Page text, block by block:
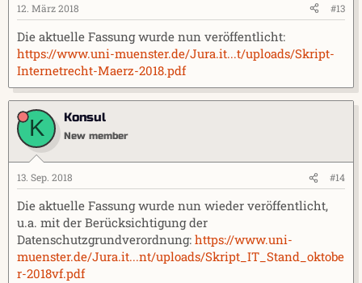
12. März 2018 #13
Die aktuelle Fassung wurde nun veröffentlicht:
https://www.uni-muenster.de/Jura.it...t/uploads/Skript-
Internetrecht-Maerz-2018.pdf
K Konsul
New member
13. Sep. 2018 #14
Die aktuelle Fassung wurde nun wieder veröffentlicht,
u.a. mit der Berücksichtigung der
Datenschutzgrundverordnung: https://www.uni-
muenster.de/Jura.it...nt/uploads/Skript_IT_Stand_oktobe
r-2018vf.pdf